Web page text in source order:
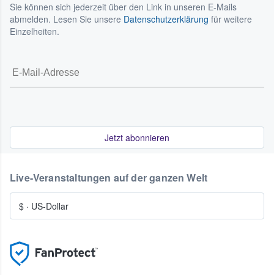
Sie können sich jederzeit über den Link in unseren E-Mails
abmelden. Lesen Sie unsere Datenschutzerklärung für weitere
Einzelheiten.
Jetzt abonnieren
Live-Veranstaltungen auf der ganzen Welt
$ · US-Dollar